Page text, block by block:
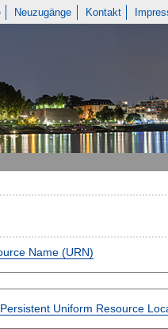
Neuzugänge Kontakt
Name (URN)
Persistent Uniform Resource